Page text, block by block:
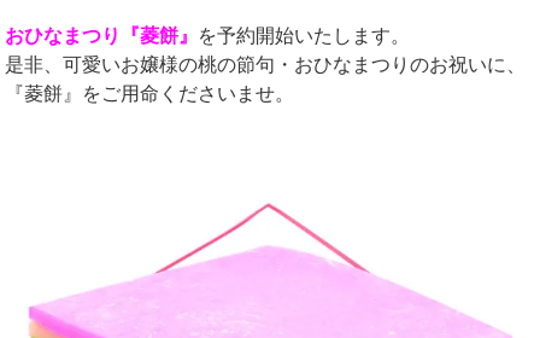
おひなまつり『菱餅』 を予約開始いたします。
是非、可愛いお嬢様の桃の節句・おひなまつりのお祝いに、
『菱餅』をご用命くださいませ。